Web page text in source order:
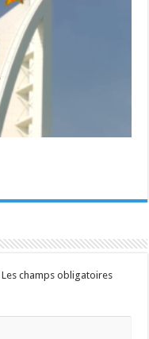
Les champs obligatoires